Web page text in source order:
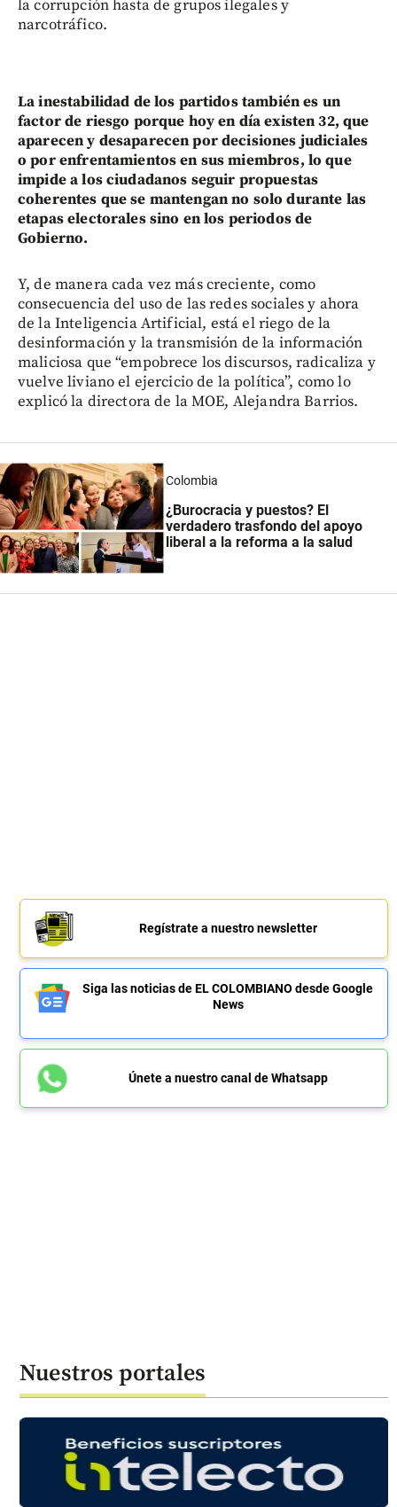
la corrupción hasta de grupos ilegales y
narcotráfico.
La inestabilidad de los partidos también es un
factor de riesgo porque hoy en día existen 32, que
aparecen y desaparecen por decisiones judiciales
o por enfrentamientos en sus miembros, lo que
impide a los ciudadanos seguir propuestas
coherentes que se mantengan no solo durante las
etapas electorales sino en los periodos de
Gobierno.
Y, de manera cada vez más creciente, como
consecuencia del uso de las redes sociales y ahora
de la Inteligencia Artificial, está el riego de la
desinformación y la transmisión de la información
maliciosa que “empobrece los discursos, radicaliza y
vuelve liviano el ejercicio de la política”, como lo
explicó la directora de la MOE, Alejandra Barrios.
Colombia
¿Burocracia y puestos? El
verdadero trasfondo del apoyo
liberal a la reforma a la salud
Regístrate a nuestro newsletter
Siga las noticias de EL COLOMBIANO desde Google
News
Únete a nuestro canal de Whatsapp
Nuestros portales